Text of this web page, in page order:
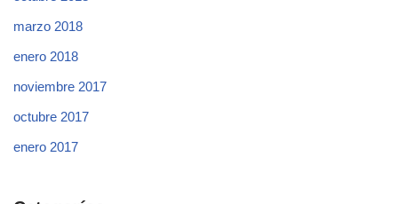
marzo 2018
enero 2018
noviembre 2017
octubre 2017
enero 2017